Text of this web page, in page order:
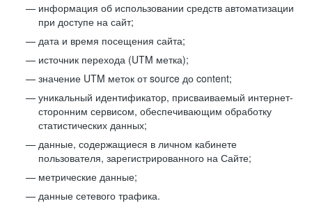
информация об использовании средств автоматизации
при доступе на сайт;
дата и время посещения сайта;
источник перехода (UTM метка);
значение UTM меток от source до content;
уникальный идентификатор, присваиваемый интернет-
сторонним сервисом, обеспечивающим обработку
статистических данных;
данные, содержащиеся в личном кабинете
пользователя, зарегистрированного на Сайте;
метрические данные;
данные сетевого трафика.